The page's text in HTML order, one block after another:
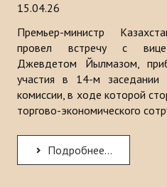
15.04.26
Премьер-министр
провел встречу с вице-
Джевдетом Йылмазом,
участия в 14-м заседании
комиссии, в ходе которой
торгово-экономического
Подробнее...